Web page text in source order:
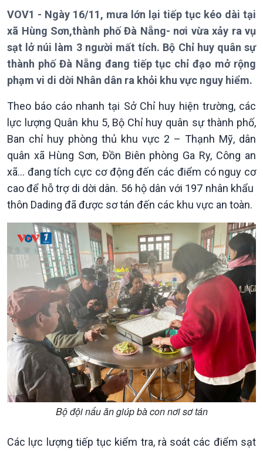
Thời sự 12h
Thời sự 18h
Thời sự 21h30
Bản tin
Chuyên mục
Theo dòng Thời sự
Chính trị
Tin Chính trị
Quốc hội với cử tri
Xây dựng đảng
Đảng trong cuộc sống
Nhận diện sự thật
Pháp luật và đời sống
Thế giới
Tin thế giới
Hồ sơ sự kiện quốc tế
Thế giới & Việt Nam
Biên cương - Một dải vững
bền
Kinh tế
Dòng chảy Kinh tế
Nông nghiệp & Biển đảo
Tin Nông nghiệp & Biển
Mùa vàng
VOV1 - Ngày 16/11, mưa lớn lại tiếp tục kéo dài tại
xã Hùng Sơn,thành phố Đà Nẵng- nơi vừa xảy ra vụ
sạt lở núi làm 3 người mất tích. Bộ Chỉ huy quân sự
thành phố Đà Nẵng đang tiếp tục chỉ đạo mở rộng
phạm vi di dời Nhân dân ra khỏi khu vực nguy hiểm.
Theo báo cáo nhanh tại Sở Chỉ huy hiện trường, các
lực lượng Quân khu 5, Bộ Chỉ huy quân sự thành phố,
Ban chỉ huy phòng thủ khu vực 2 – Thạnh Mỹ, dân
quân xã Hùng Sơn, Đồn Biên phòng Ga Ry, Công an
xã… đang tích cực cơ động đến các điểm có nguy cơ
cao để hỗ trợ di dời dân. 56 hộ dân với 197 nhân khẩu
thôn Dading đã được sơ tán đến các khu vực an toàn.
Bộ đội nấu ăn giúp bà con nơi sơ tán
Các lực lượng tiếp tục kiểm tra, rà soát các điểm sạt